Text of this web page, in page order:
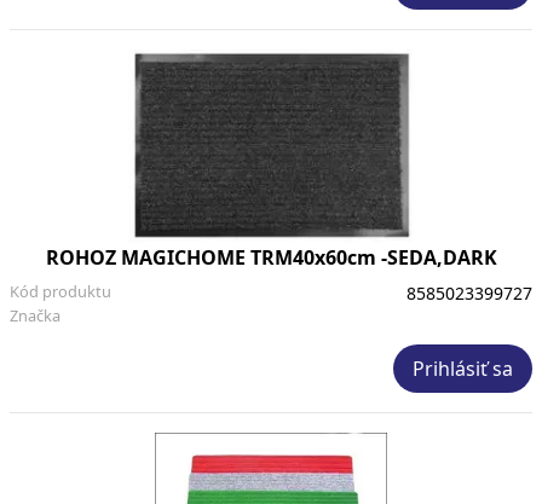
ROHOZ MAGICHOME TRM40x60cm -SEDA,DARK
Značka
Kód produktu 8585023399727
Prihlásiť sa